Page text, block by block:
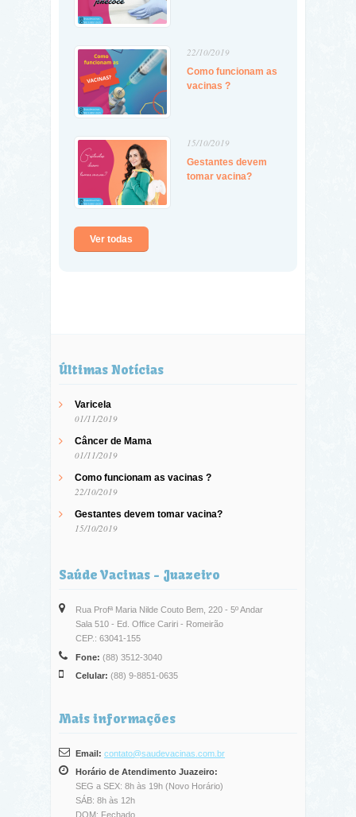
22/10/2019
Como funcionam as
vacinas ?
15/10/2019
Gestantes devem
tomar vacina?
Ver todas
Últimas Notícias
Varicela
01/11/2019
Câncer de Mama
01/11/2019
Como funcionam as vacinas ?
22/10/2019
Gestantes devem tomar vacina?
15/10/2019
Saúde Vacinas - Juazeiro
Rua Profª Maria Nilde Couto Bem, 220 - 5º Andar
Sala 510 - Ed. Office Cariri - Romeirão
CEP.: 63041-155
Fone: (88) 3512-3040
Celular: (88) 9-8851-0635
Mais informações
Email: contato@saudevacinas.com.br
Horário de Atendimento Juazeiro:
SEG a SEX: 8h às 19h (Novo Horário)
SÁB: 8h às 12h
DOM: Fechado